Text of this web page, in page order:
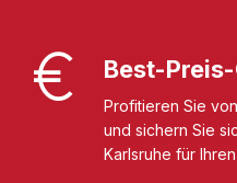
Best-
Profitieren Sie
und sichern Sie
Karlsruhe für